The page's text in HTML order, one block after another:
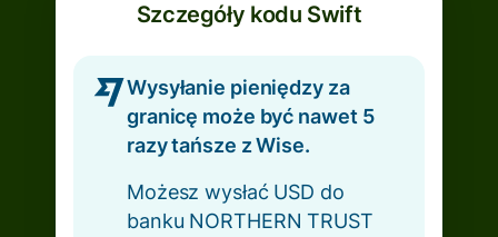
Szczegóły kodu Swift
Wysyłanie pieniędzy za
granicę może być nawet 5
razy tańsze z Wise.
Możesz wysłać USD do
banku NORTHERN TRUST